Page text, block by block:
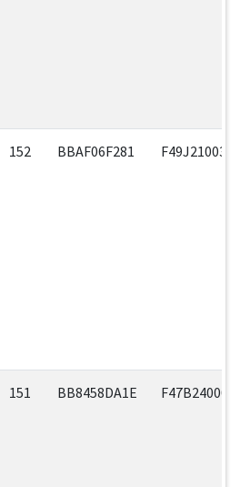
152 BBAF06F281
151 BB8458DA1E